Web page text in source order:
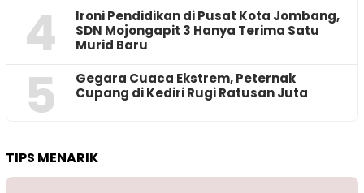
4
Ironi Pendidikan di Pusat Kota Jombang,
SDN Mojongapit 3 Hanya Terima Satu
Murid Baru
5
‎Gegara Cuaca Ekstrem, Peternak
Cupang di Kediri Rugi Ratusan Juta
TIPS MENARIK